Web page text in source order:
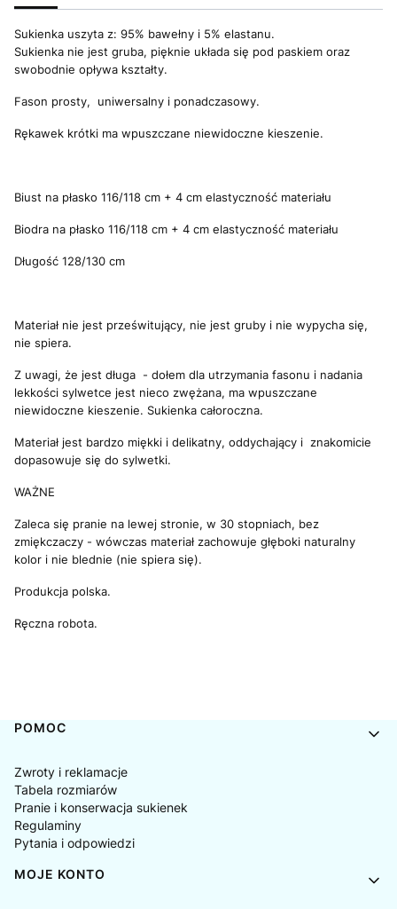
Sukienka uszyta z: 95% bawełny i 5% elastanu.
Sukienka nie jest gruba, pięknie układa się pod paskiem oraz
swobodnie opływa kształty.
Fason prosty, uniwersalny i ponadczasowy.
Rękawek krótki ma wpuszczane niewidoczne kieszenie.
Biust na płasko 116/118 cm + 4 cm elastyczność materiału
Biodra na płasko 116/118 cm + 4 cm elastyczność materiału
Długość 128/130 cm
Materiał nie jest prześwitujący, nie jest gruby i nie wypycha się,
nie spiera.
Z uwagi, że jest długa - dołem dla utrzymania fasonu i nadania
lekkości sylwetce jest nieco zwężana, ma wpuszczane
niewidoczne kieszenie. Sukienka całoroczna.
Materiał jest bardzo miękki i delikatny, oddychający i znakomicie
dopasowuje się do sylwetki.
WAŻNE
Zaleca się pranie na lewej stronie, w 30 stopniach, bez
zmiękczaczy - wówczas materiał zachowuje głęboki naturalny
kolor i nie blednie (nie spiera się).
Produkcja polska.
Ręczna robota.
Linki w stopce
POMOC
Zwroty i reklamacje
Tabela rozmiarów
Pranie i konserwacja sukienek
Regulaminy
Pytania i odpowiedzi
MOJE KONTO